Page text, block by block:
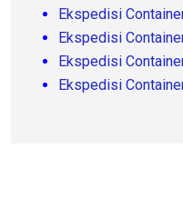
Ekspedisi
Ekspedisi
Ekspedisi
Ekspedisi